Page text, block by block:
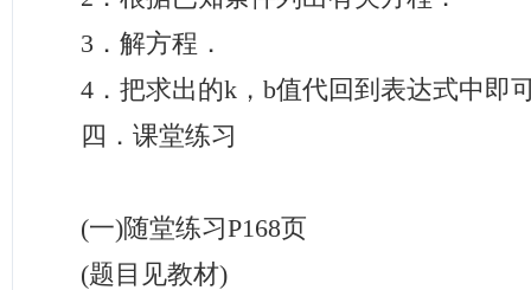
3．解方程．
4．把求出的k，b值代回到表达式中即
四．课堂练习
(一)随堂练习P168页
(题目见教材)